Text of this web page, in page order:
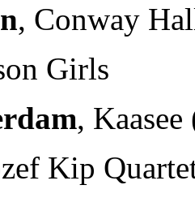
, Conway
Girls
,
Kip